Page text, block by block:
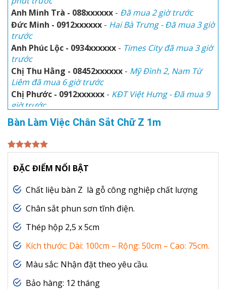
Anh Minh Trà - 088xxxxxx
Đã mua 2 giờ trước
Đức Minh - 0912xxxxxx
Hai Bà Trưng - Đã mua 3 giờ
trước
Anh Phúc Lộc - 0934xxxxxx
Times City đã mua 3 giờ
trước
Chị Thu Hằng - 08452xxxxxx
Mỹ Đình 2, Nam Từ
Liêm đã mua 6 giờ trước
Chị Phước - 0912xxxxxx
KĐT Việt Hưng - Đã mua 9
giờ trước
Số 3, Trịnh Văn Bô đã mua 1 giờ trước
Chị Thu Thủy - 0945xxxxxx -KĐT Ciputra đã mua 30
phút trước
Bàn Làm Việc Chân Sắt Chữ Z 1m
dựa trên
đánh giá
ĐẶC ĐIỂM NỔI BẬT
Chất liệu bàn Z là gỗ công nghiệp chất lượng
Chân sắt phun sơn tĩnh điện.
Thép hộp 2,5 x 5cm
Kích thước: Dài: 100cm – Rộng: 50cm – Cao: 75cm.
Màu sắc: Nhận đặt theo yêu cầu.
Bảo hàng: 12 tháng